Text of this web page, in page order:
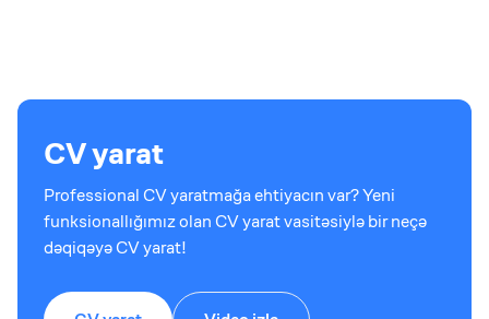
CV yarat
Professional CV yaratmağa ehtiyacın var? Yeni
funksionallığımız olan CV yarat vasitəsiylə bir neçə
dəqiqəyə CV yarat!